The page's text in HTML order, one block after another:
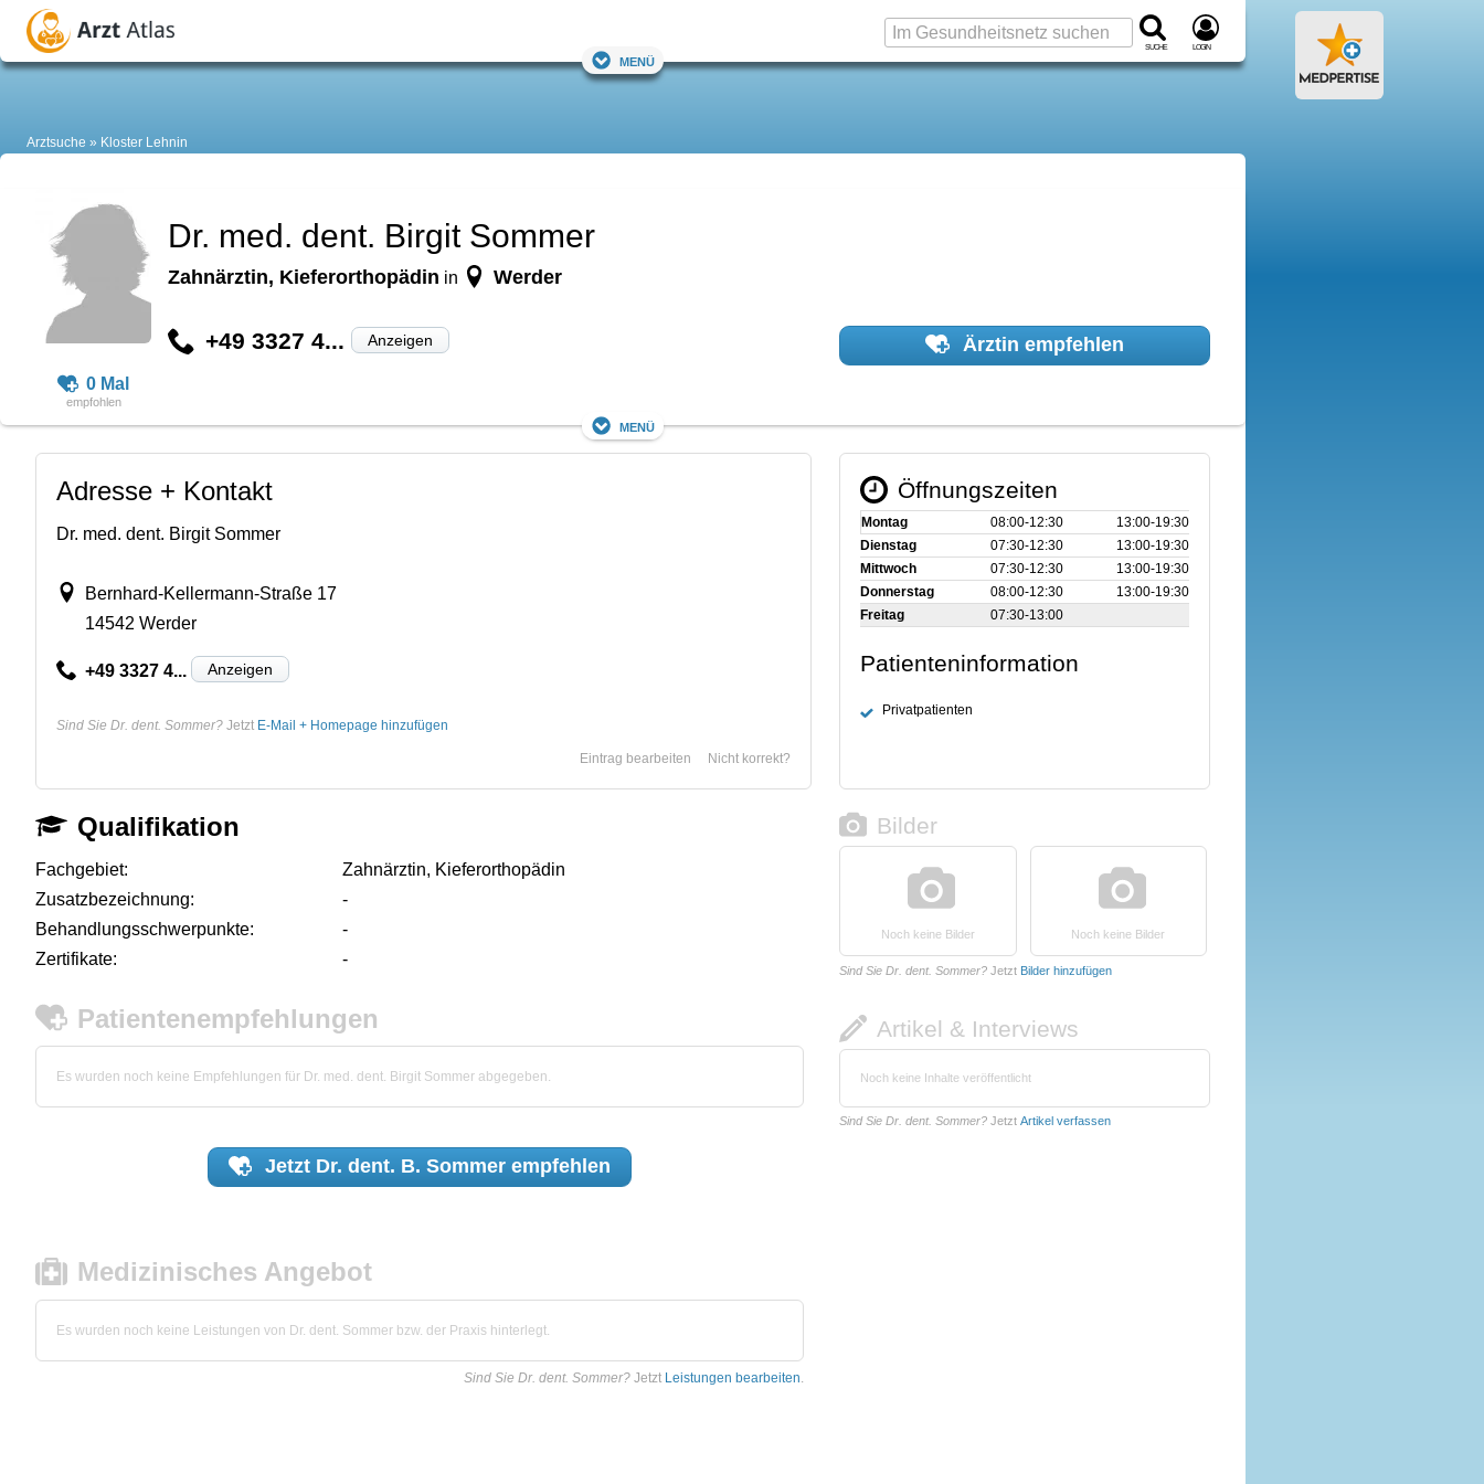
Suche Login
Menü
Arztsuche Kloster Lehnin
0 Mal
Dr. med. dent. Birgit Sommer
Zahnärztin, Kieferorthopädin in Werder
+49 3327 4... Anzeigen Ärztin empfehlen
Menü
Adresse + Kontakt
Dr. med. dent. Birgit Sommer
Bernhard-Kellermann-Straße 17
14542 Werder
+49 3327 4... Anzeigen
Sind Sie Dr. dent. Sommer? Jetzt E-Mail + Homepage hinzufügen
Nicht korrekt?
Eintrag bearbeiten
Öffnungszeiten
Montag 08:00‑12:30
13:00‑19:30
Dienstag
07:30‑12:30
13:00‑19:30
Mittwoch
07:30‑12:30
13:00‑19:30
Donnerstag
08:00‑12:30
13:00‑19:30
Freitag
07:30‑13:00
Patienteninformation
Privatpatienten
Qualifikation
Fachgebiet:
Zahnärztin, Kieferorthopädin
Zusatzbezeichnung:
-
Behandlungsschwerpunkte:
-
Zertifikate:
-
Patientenempfehlungen
Es wurden noch keine Empfehlungen für Dr. med. dent. Birgit Sommer abgegeben.
Jetzt Dr. dent. B. Sommer empfehlen
Medizinisches Angebot
Es wurden noch keine Leistungen von Dr. dent. Sommer bzw. der Praxis hinterlegt.
Sind Sie Dr. dent. Sommer? Jetzt Leistungen bearbeiten.
Bilder
Noch keine Bilder Noch keine Bilder
Sind Sie Dr. dent. Sommer? Jetzt Bilder hinzufügen
Artikel & Interviews
Noch keine Inhalte veröffentlicht
Sind Sie Dr. dent. Sommer? Jetzt Artikel verfassen